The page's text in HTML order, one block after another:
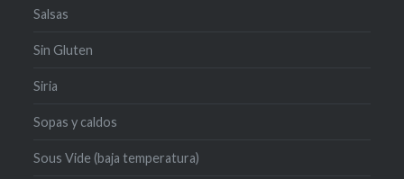
Salsas
Sin Gluten
Siria
Sopas y caldos
Sous Vide (baja temperatura)